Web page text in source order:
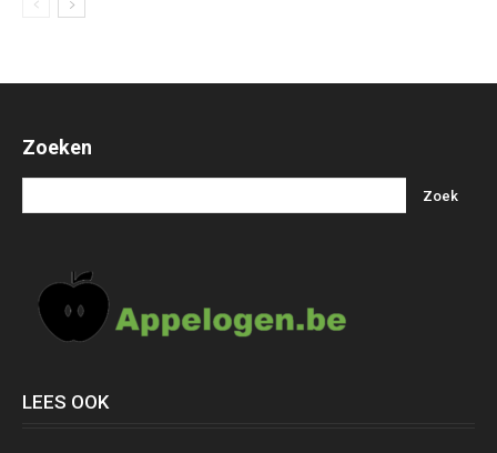
Zoeken
LEES OOK